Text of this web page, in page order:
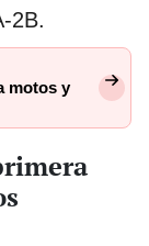
2B.
motos y